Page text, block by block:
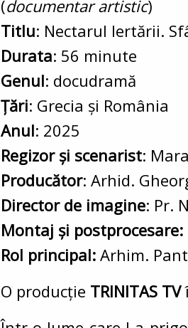
(documentar artistic)
Titlu: Nectarul Iertării.
Durata: 56 minute
Genul: docudramă
Țări: Grecia și România
Anul: 2025
Regizor și scenarist:
Producător: Arhid.
Director de imagine: Pr.
Montaj și postprocesare:
Rol principal: Arhim.
O producție TRINITAS TV